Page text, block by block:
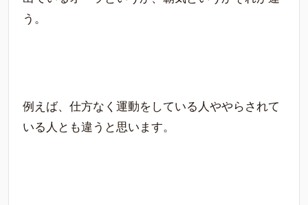
う。
例えば、仕方なく運動をしている人ややらされて
いる人とも違うと思います。